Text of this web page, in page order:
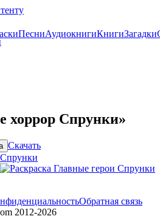
ПесниАудиокнигиКнигиЗагадки
хоррор Спрунки»
Скачать
Обратная связь
2012-2026